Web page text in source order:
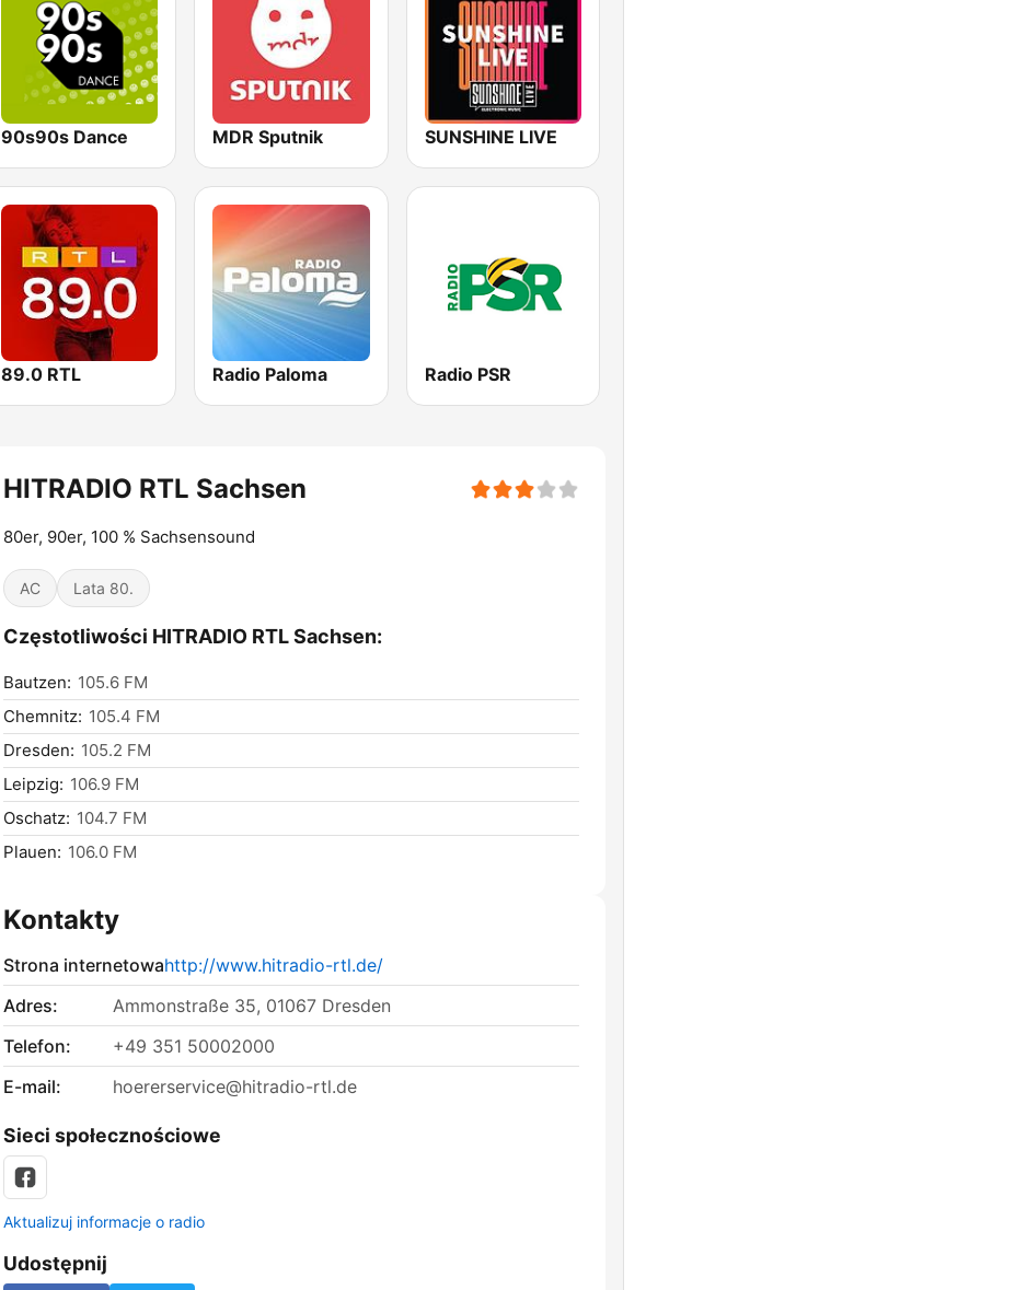
90s90s Dance MDR Sputnik SUNSHINE LIVE
89.0 RTL Radio Paloma Radio PSR
HITRADIO RTL Sachsen
80er, 90er, 100 % Sachsensound
AC Lata 80.
Częstotliwości HITRADIO RTL Sachsen:
Bautzen: 105.6 FM
Chemnitz: 105.4 FM
Dresden: 105.2 FM
Leipzig: 106.9 FM
Oschatz: 104.7 FM
Plauen: 106.0 FM
Kontakty
Strona internetowahttp://www.hitradio-rtl.de/
Adres:
Ammonstraße 35, 01067 Dresden
Telefon:
+49 351 50002000
E-mail:
hoererservice@hitradio-rtl.de
Sieci społecznościowe
Aktualizuj informacje o radio
Udostępnij